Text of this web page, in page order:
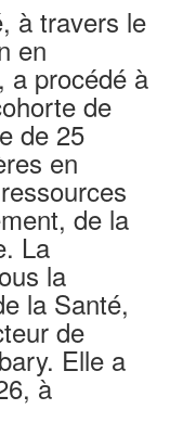
à travers le
en
a procédé à
de
de 25
en
de la
La
la
la Santé,
de
Elle a
à